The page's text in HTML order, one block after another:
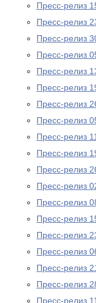
Пресс-релиз
Пресс-релиз
Пресс-релиз
Пресс-релиз
Пресс-релиз
Пресс-релиз
Пресс-релиз
Пресс-релиз
Пресс-релиз
Пресс-релиз
Пресс-релиз
Пресс-релиз
Пресс-релиз
Пресс-релиз
Пресс-релиз
Пресс-релиз
Пресс-релиз
Пресс-релиз
Пресс-релиз